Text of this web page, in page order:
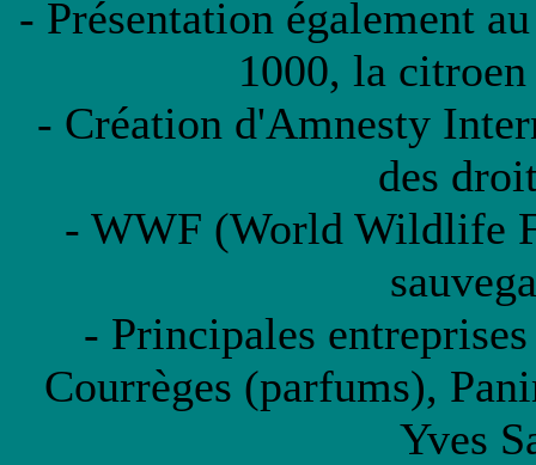
- Présentation également
1000, la
- Création d'Amnesty
des
- WWF (World Wildlife
- Principales
Courrèges (parfums),
Yves